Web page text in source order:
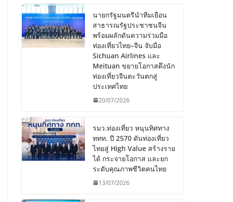
นายกรัฐมนตรีนำทีมเยือน
สาธารณรัฐประชาชนจีน
พร้อมผลักดันความร่วมมือ
ท่องเที่ยวไทย–จีน จับมือ
Sichuan Airlines และ
Meituan ขยายโอกาสดึงนัก
ท่องเที่ยวจีนตะวันตกสู่
ประเทศไทย
20/07/2026
รมว.ท่องเที่ยว หนุนทิศทาง
ททท. ปี 2570 ดันท่องเที่ยว
ไทยสู่ High Value สร้างราย
ได้ กระจายโอกาส และยก
ระดับคุณภาพชีวิตคนไทย
13/07/2026